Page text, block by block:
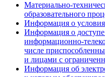
Материально-
образовательного
Информация о
Информация о
информационно-
числе
и лицами с
Информация об